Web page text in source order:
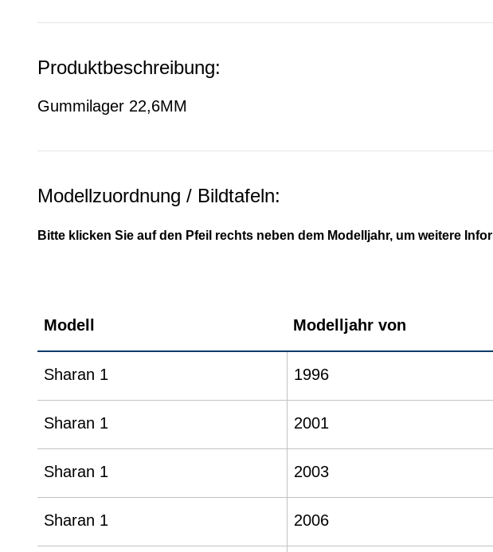
Produktbeschreibung:
Gummilager 22,6MM
Modellzuordnung / Bildtafeln:
Bitte klicken Sie auf den Pfeil rechts neben dem Modelljahr, um weitere
Modell Modelljahr von
Sharan 1 1996
Sharan 1 2001
Sharan 1 2003
Sharan 1 2006